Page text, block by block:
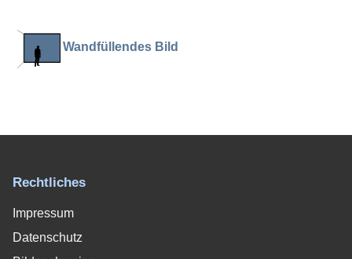
Wandfüllendes Bild
Rechtliches
Impressum
Datenschutz